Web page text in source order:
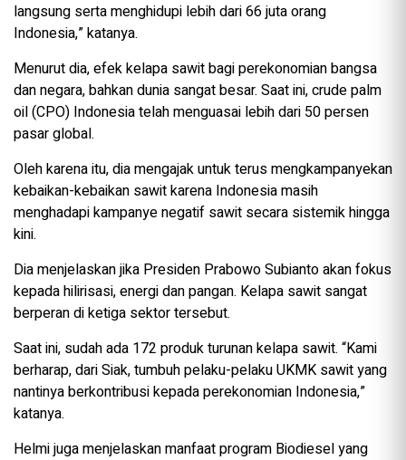
langsung serta menghidupi lebih dari 66 juta orang
Indonesia,” katanya.
Menurut dia, efek kelapa sawit bagi perekonomian bangsa
dan negara, bahkan dunia sangat besar. Saat ini, crude palm
oil (CPO) Indonesia telah menguasai lebih dari 50 persen
pasar global.
Oleh karena itu, dia mengajak untuk terus mengkampanyekan
kebaikan-kebaikan sawit karena Indonesia masih
menghadapi kampanye negatif sawit secara sistemik hingga
kini.
Dia menjelaskan jika Presiden Prabowo Subianto akan fokus
kepada hilirisasi, energi dan pangan. Kelapa sawit sangat
berperan di ketiga sektor tersebut.
Saat ini, sudah ada 172 produk turunan kelapa sawit. “Kami
berharap, dari Siak, tumbuh pelaku-pelaku UKMK sawit yang
nantinya berkontribusi kepada perekonomian Indonesia,”
katanya.
Helmi juga menjelaskan manfaat program Biodiesel yang